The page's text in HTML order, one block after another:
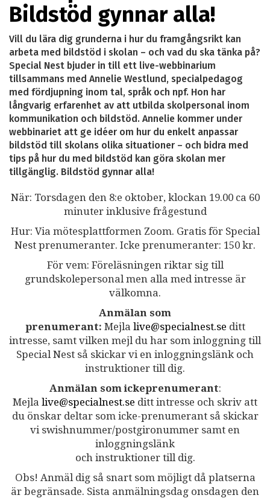
Bildstöd gynnar alla!
Vill du lära dig grunderna i hur du framgångsrikt kan
arbeta med bildstöd i skolan – och vad du ska tänka på?
Special Nest bjuder in till ett live-webbinarium
tillsammans med Annelie Westlund, specialpedagog
med fördjupning inom tal, språk och npf. Hon har
långvarig erfarenhet av att utbilda skolpersonal inom
kommunikation och bildstöd. Annelie kommer under
webbinariet att ge idéer om hur du enkelt anpassar
bildstöd till skolans olika situationer – och bidra med
tips på hur du med bildstöd kan göra skolan mer
tillgänglig. Bildstöd gynnar alla!
När: Torsdagen den 8:e oktober, klockan 19.00 ca 60
minuter inklusive frågestund
Hur: Via mötesplattformen Zoom. Gratis för Special
Nest prenumeranter. Icke prenumeranter: 150 kr.
För vem: Föreläsningen riktar sig till
grundskolepersonal men alla med intresse är
välkomna.
Anmälan som
prenumerant: Mejla live@specialnest.se ditt
intresse, samt vilken mejl du har som inloggning till
Special Nest så skickar vi en inloggningslänk och
instruktioner till dig.
Anmälan som ickeprenumerant:
Mejla live@specialnest.se ditt intresse och skriv att
du önskar deltar som icke-prenumerant så skickar
vi swishnummer/postgironummer samt en
inloggningslänk
och instruktioner till dig.
Obs! Anmäl dig så snart som möjligt då platserna
är begränsade. Sista anmälningsdag onsdagen den